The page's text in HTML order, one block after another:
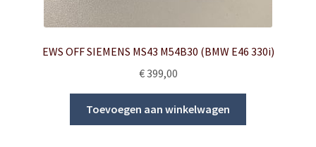
EWS OFF SIEMENS MS43 M54B30 (BMW E46 330i)
€399,00
Toevoegen aan winkelwagen